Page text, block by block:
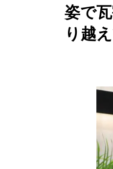
姿で
り越